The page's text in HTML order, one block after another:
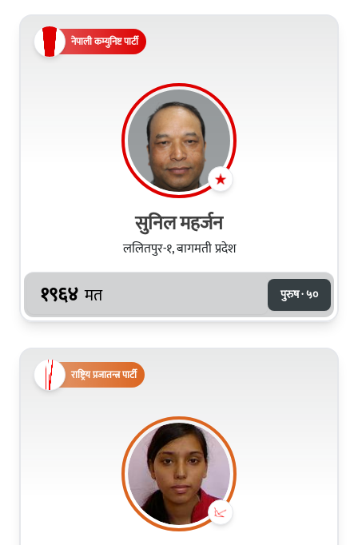
नेपाली कम्युनिष्ट पार्टी
सुनिल महर्जन
ललितपुर-१, बागमती प्रदेश
१९६४ मत पुरुष · ५०
राष्ट्रिय प्रजातन्त्र पार्टी